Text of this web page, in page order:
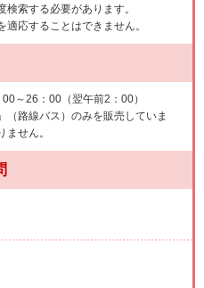
索する必要があります。
応することはできません。
00～26：00（翌午前2：00）
（路線バス）のみを販売していま
せん。